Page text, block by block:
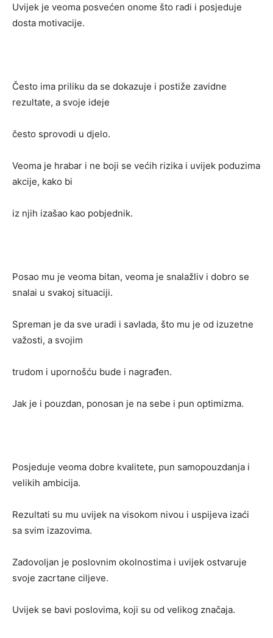
Uvijek je veoma posvećen onome što radi i posjeduje
dosta motivacije.
Često ima priliku da se dokazuje i postiže zavidne
rezultate, a svoje ideje
često sprovodi u djelo.
Veoma je hrabar i ne boji se većih rizika i uvijek poduzima
akcije, kako bi
iz njih izašao kao pobjednik.
Posao mu je veoma bitan, veoma je snalažliv i dobro se
snalai u svakoj situaciji.
Spreman je da sve uradi i savlada, što mu je od izuzetne
važosti, a svojim
trudom i upornošću bude i nagrađen.
Jak je i pouzdan, ponosan je na sebe i pun optimizma.
Posjeduje veoma dobre kvalitete, pun samopouzdanja i
velikih ambicija.
Rezultati su mu uvijek na visokom nivou i uspijeva izaći
sa svim izazovima.
Zadovoljan je poslovnim okolnostima i uvijek ostvaruje
svoje zacrtane ciljeve.
Uvijek se bavi poslovima, koji su od velikog značaja.